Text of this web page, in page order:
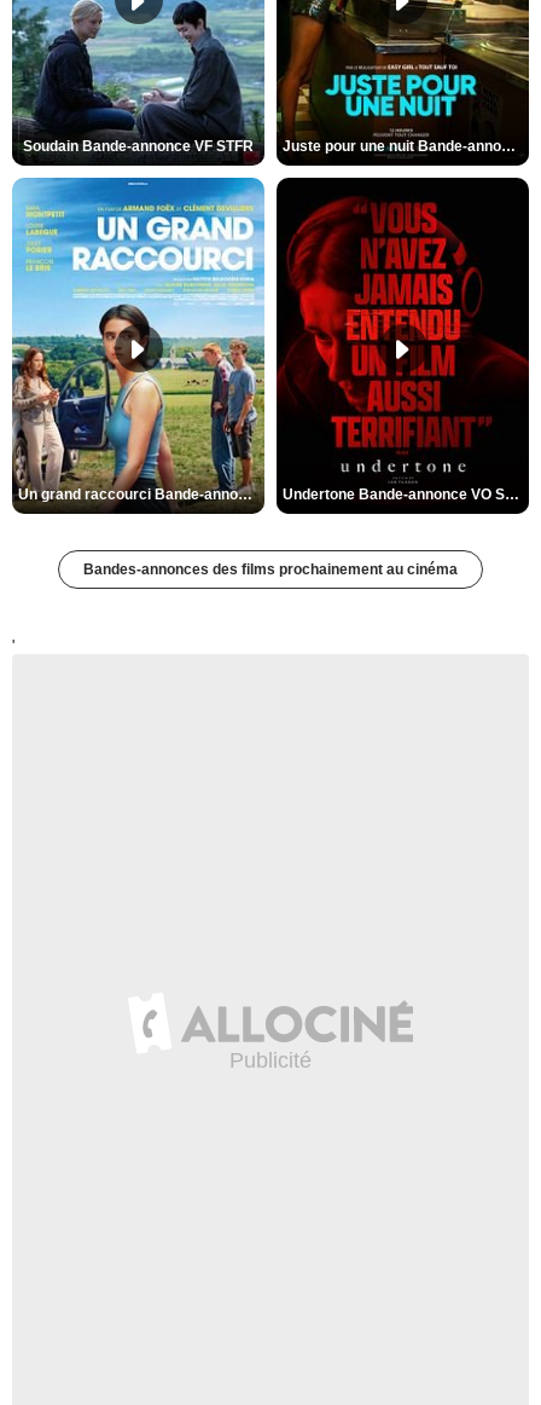
Soudain Bande-annonce VF STFR Juste pour une nuit Bande-annonce VO STFR
Un grand raccourci Bande-annonce VF Undertone Bande-annonce VO STFR
Bandes-annonces des films prochainement au cinéma
'